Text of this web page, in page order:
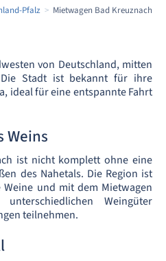
Pfalz Mietwagen Bad Kreuznach
von Deutschland, mitten
Stadt ist bekannt für ihre
ideal für eine entspannte Fahrt
Weins
ist nicht komplett ohne eine
des Nahetals. Die Region ist
und mit dem Mietwagen
Weingüter
teilnehmen.